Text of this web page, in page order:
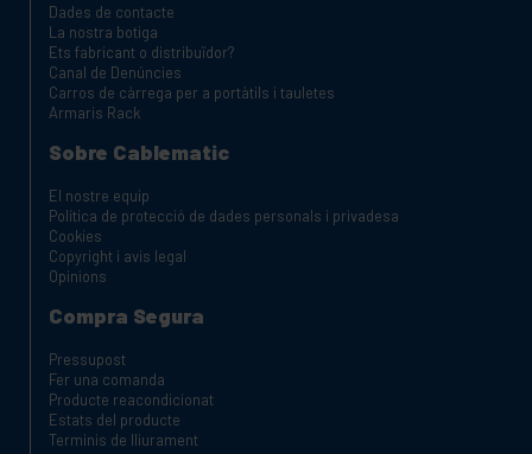
Dades de contacte
La nostra botiga
Ets fabricant o distribuïdor?
Canal de Denúncies
Carros de càrrega per a portàtils i tauletes
Armaris Rack
Sobre Cablematic
El nostre equip
Política de protecció de dades personals i privadesa
Cookies
Copyright i avis legal
Opinions
Compra Segura
Pressupost
Fer una comanda
Producte reacondicionat
Estats del producte
Terminis de lliurament